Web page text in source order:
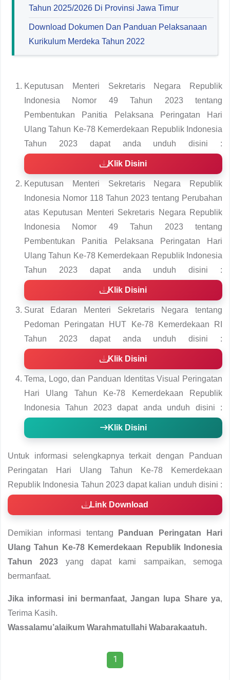
Tahun 2025/2026 Di Provinsi Jawa Timur
Download Dokumen Dan Panduan Pelaksanaan
Kurikulum Merdeka Tahun 2022
Keputusan Menteri Sekretaris Negara Republik
Indonesia Nomor 49 Tahun 2023 tentang
Pembentukan Panitia Pelaksana Peringatan Hari
Ulang Tahun Ke-78 Kemerdekaan Republik Indonesia
Klik Disini
Keputusan Menteri Sekretaris Negara Republik
Indonesia Nomor 118 Tahun 2023 tentang Perubahan
atas Keputusan Menteri Sekretaris Negara Republik
Indonesia Nomor 49 Tahun 2023 tentang
Pembentukan Panitia Pelaksana Peringatan Hari
Ulang Tahun Ke-78 Kemerdekaan Republik Indonesia
Tahun 2023 dapat anda unduh disini :
Klik Disini
Surat Edaran Menteri Sekretaris Negara tentang
Pedoman Peringatan HUT Ke-78 Kemerdekaan RI
Tahun 2023 dapat anda unduh disini :
Klik Disini
Indonesia Tahun 2023 dapat anda unduh disini :
Klik Disini